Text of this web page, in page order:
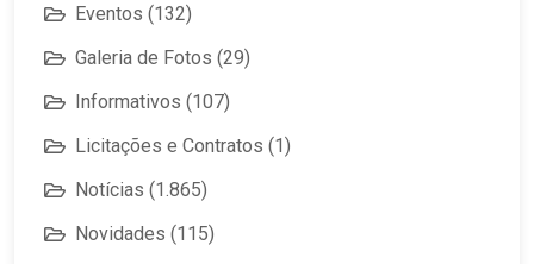
Eventos (132)
Galeria de Fotos (29)
Informativos (107)
Licitações e Contratos (1)
Notícias (1.865)
Novidades (115)